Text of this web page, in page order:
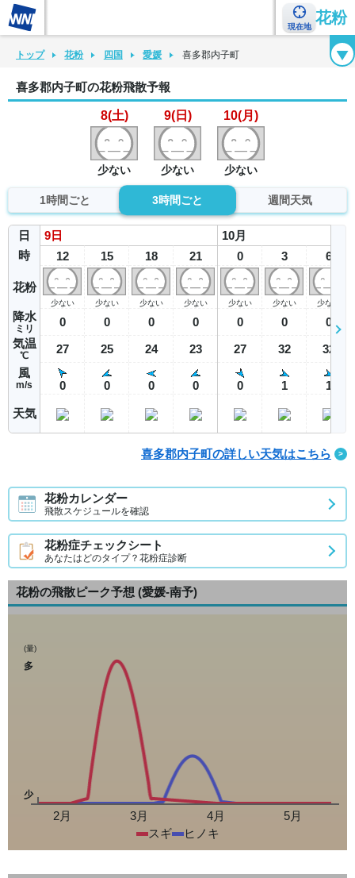
現在地
花粉
花粉カレンダー 花粉図鑑 花粉症チェックシート 花粉症ハンドブック
トップ 花粉 四国 愛媛 喜多郡内子町
喜多郡内子町の花粉飛散予報
8(土)
少ない
9(日)
少ない
10(月)
少ない
1時間ごと 3時間ごと 週間天気
日
時
花粉
降水
ミリ
気温
℃
風
m/s
天気
9 日
12
少ない
0
27
0
15
少ない
0
25
0
18
少ない
0
24
0
21
少ない
0
23
0
10月
0
少ない
0
27
0
3
少ない
0
32
1
6
少ない
0
32
1
喜多郡内子町の詳しい天気はこちら
花粉カレンダー
飛散スケジュールを確認
花粉症チェックシート
あなたはどのタイプ？花粉症診断
花粉の飛散ピーク予想 (愛媛-南予)
(量)
多
少
2月 3月 4月
5月
スギ
ヒノキ